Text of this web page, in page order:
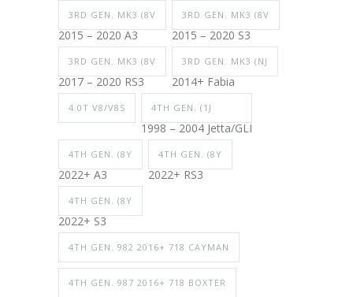
3RD GEN. MK3 (8V
2015 – 2020 A3
3RD GEN. MK3 (8V
2015 – 2020 S3
3RD GEN. MK3 (8V
2017 – 2020 RS3
3RD GEN. MK3 (NJ
2014+ Fabia
4.0T V8/V8S 4TH GEN. (1J
1998 – 2004 Jetta/GLI
4TH GEN. (8Y
2022+ A3
4TH GEN. (8Y
2022+ RS3
4TH GEN. (8Y
2022+ S3
4TH GEN. 982 2016+ 718 CAYMAN
4TH GEN. 987 2016+ 718 BOXTER